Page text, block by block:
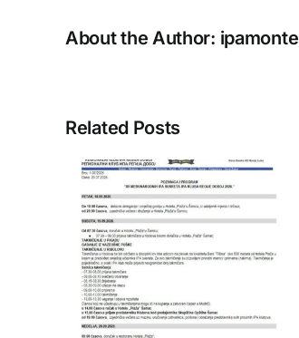
About the Author: ipamonte
Related Posts
IPA Crna Gora